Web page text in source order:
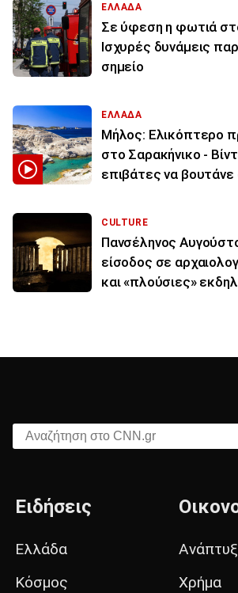
ΕΛΛΑΔΑ
Σε ύφεση η φωτιά
Ισχυρές δυνάμεις
σημείο
ΕΛΛΑΔΑ
Μήλος: Ελικόπτερο
στο Σαρακήνικο -
επιβάτες να
CULTURE
Πανσέληνος
είσοδος σε
και «πλούσιες»
Αναζήτηση στο CNN.gr
Ειδήσεις
Ελλάδα
Κόσμος
Χρήμα